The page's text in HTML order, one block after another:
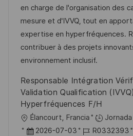
i
ó
n
d
e
p
u
b
c
a
c
m
p
l
e
o
í
en charge de l'organisation des
mesure et d'IVVQ, tout en
expertise en hyperfréquences.
contribuer à des projets
environnement inclusif.
Responsable Intégration
Validation Qualification (IVVQ)
Hyperfréquences F/H
U
b
Élancourt, Francia
F
2026-07-03
I
R0332393